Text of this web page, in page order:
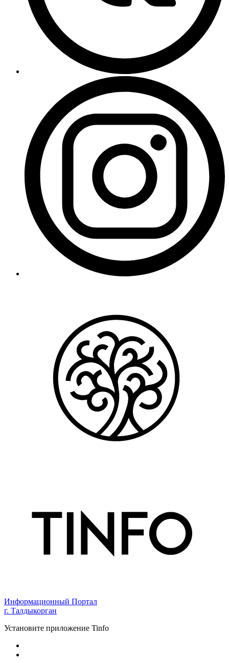
Информационный Портал
г. Талдыкорган
Установите приложение Tinfo